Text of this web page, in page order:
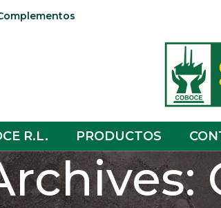
R.L. PRODUCTOS